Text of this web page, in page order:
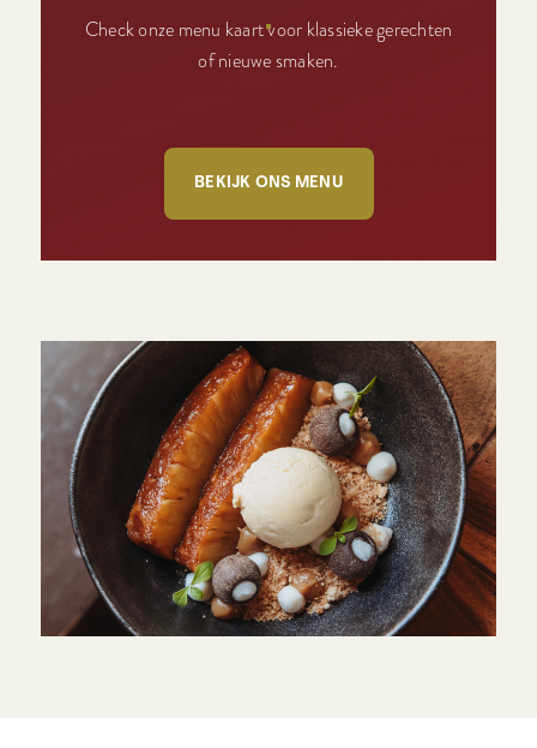
Check onze menu kaart voor klassieke gerechten
of nieuwe smaken.
BEKIJK ONS MENU